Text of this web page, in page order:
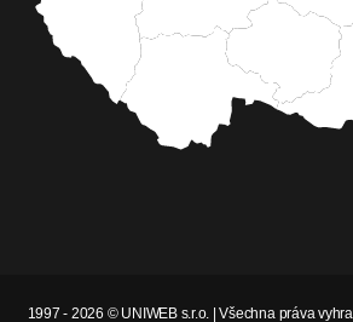
1997 - 2026 © UNIWEB s.r.o. | Všechna práva